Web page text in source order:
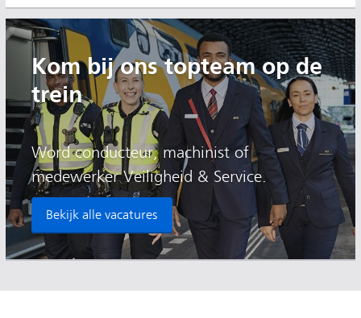
Kom bij ons topteam op de
trein
Word conducteur, machinist of
medewerker Veiligheid & Service.
Bekijk alle vacatures